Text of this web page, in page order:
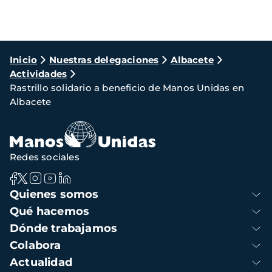
Ruta
de
navegación
Inicio Nuestras delegaciones
Albacete
Actividades
Rastrillo solidario a beneficio de Manos Unidas en
Albacete
Navegación
principal
Quienes somos
Qué hacemos
Dónde trabajamos
Colabora
Actualidad
Redes sociales